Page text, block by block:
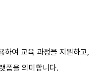
하여 교육 과정을 지원하고,
폼을 의미합니다.